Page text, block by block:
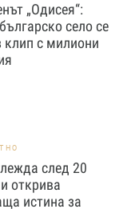
„Одисея“:
село се
клип с милиони
след 20
открива
истина за